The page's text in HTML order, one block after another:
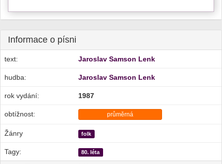
Informace o písni
text: Jaroslav Samson Lenk
hudba: Jaroslav Samson Lenk
rok vydání: 1987
obtížnost: průměrná
Žánry folk
Tagy: 80. léta